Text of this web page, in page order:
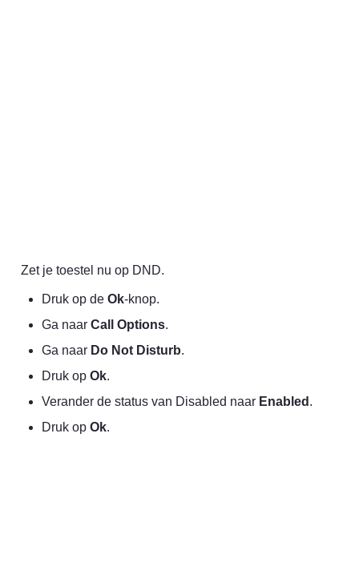
Zet je toestel nu op DND.
Druk op de Ok-knop.
Ga naar Call Options.
Ga naar Do Not Disturb.
Druk op Ok.
Verander de status van Disabled naar Enabled .
Druk op Ok.